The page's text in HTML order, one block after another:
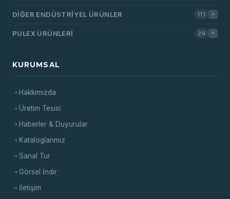
DIĞER ENDÜSTRIYEL ÜRÜNLER 111
PULEX ÜRÜNLERI 29
KURUMSAL
Hakkımızda
Üretim Tesisi
Haberler & Duyurular
Kataloglarımız
Sanal Tur
Görsel İndir
İletişim